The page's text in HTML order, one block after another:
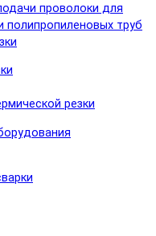
проволоки для
полипропиленовых труб
резки